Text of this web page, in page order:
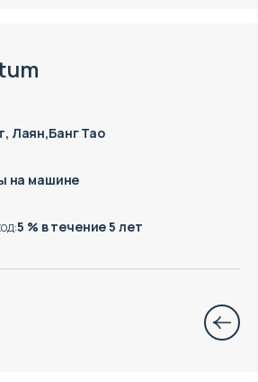
Лаян,Банг Тао
на машине
:5 % в течение 5 лет